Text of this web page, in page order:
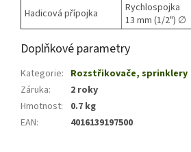
Hadicová přípojka
Rychlospojka
13 mm (1/2") ∅
Doplňkové parametry
Kategorie: Rozstřikovače, sprinklery
Záruka:
2 roky
Hmotnost:
0.7 kg
EAN: 4016139197500